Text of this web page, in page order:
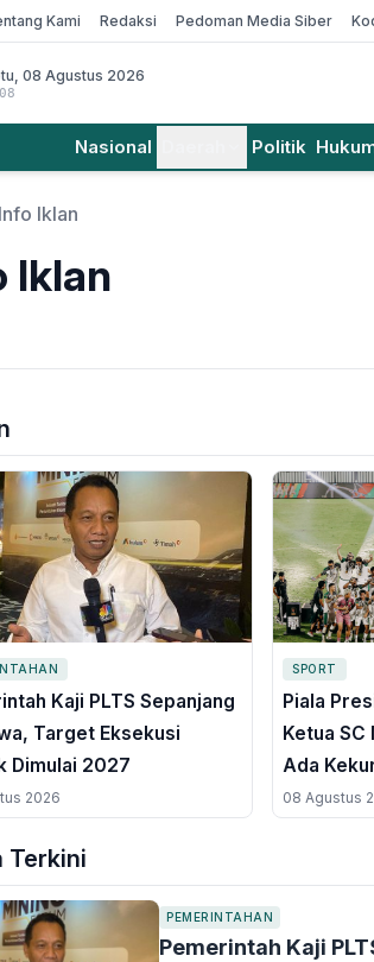
Kami Redaksi Pedoman Media Siber
08 Agustus 2026
Nasional Politik
Info Iklan
Iklan
Kaji PLTS Sepanjang
Target Eksekusi
Dimulai 2027
2026
SPORT
Piala
Ketua
Ada
08 Agustus
Terkini
PEMERINTAHAN
Pemerintah Kaji